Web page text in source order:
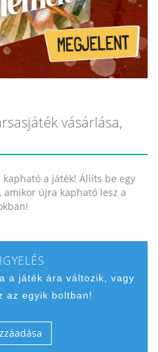
vásárlása,
a játék! Állíts be egy
újra kapható lesz a
a játék ára változik, vagy
az egyik boltban!